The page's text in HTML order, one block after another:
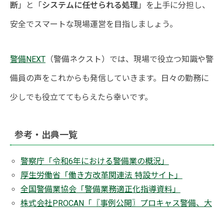
断 」と「 システムに任せられる処理 」を上手に分担し、
安全でスマートな現場運営を目指しましょう。
警備NEXT （警備ネクスト）では、現場で役立つ知識や警
備員の声をこれからも発信していきます。日々の勤務に
少しでも役立ててもらえたら幸いです。
参考・出典一覧
警察庁「令和6年における警備業の概況」
厚生労働省「働き方改革関連法 特設サイト」
全国警備業協会「警備業務適正化指導資料」
株式会社PROCAN「〖事例公開〗プロキャス警備、大